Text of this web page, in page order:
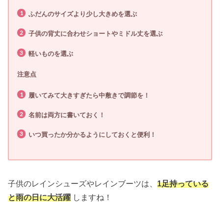
ふだんのサイズより少し大きめを選ぶ
子供の背丈に合わせショートやミドル丈を選ぶ
軽いものを選ぶ
注意点
履いてみて大きすぎたら中敷きで調節を！
名前は両方に書いておく！
いつ買ったか分かるようにしておくと便利！
子供のレインシューズやレインブーツは、1足持っている
と雨の日に大活躍 しますね！